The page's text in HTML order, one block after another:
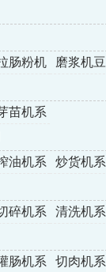
肠粉机
磨浆机豆
苗机系
油机系
炒货机系
碎机系
清洗机系
肠机系
切肉机系